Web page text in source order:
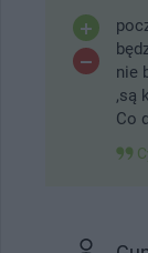
nie
,są
Co